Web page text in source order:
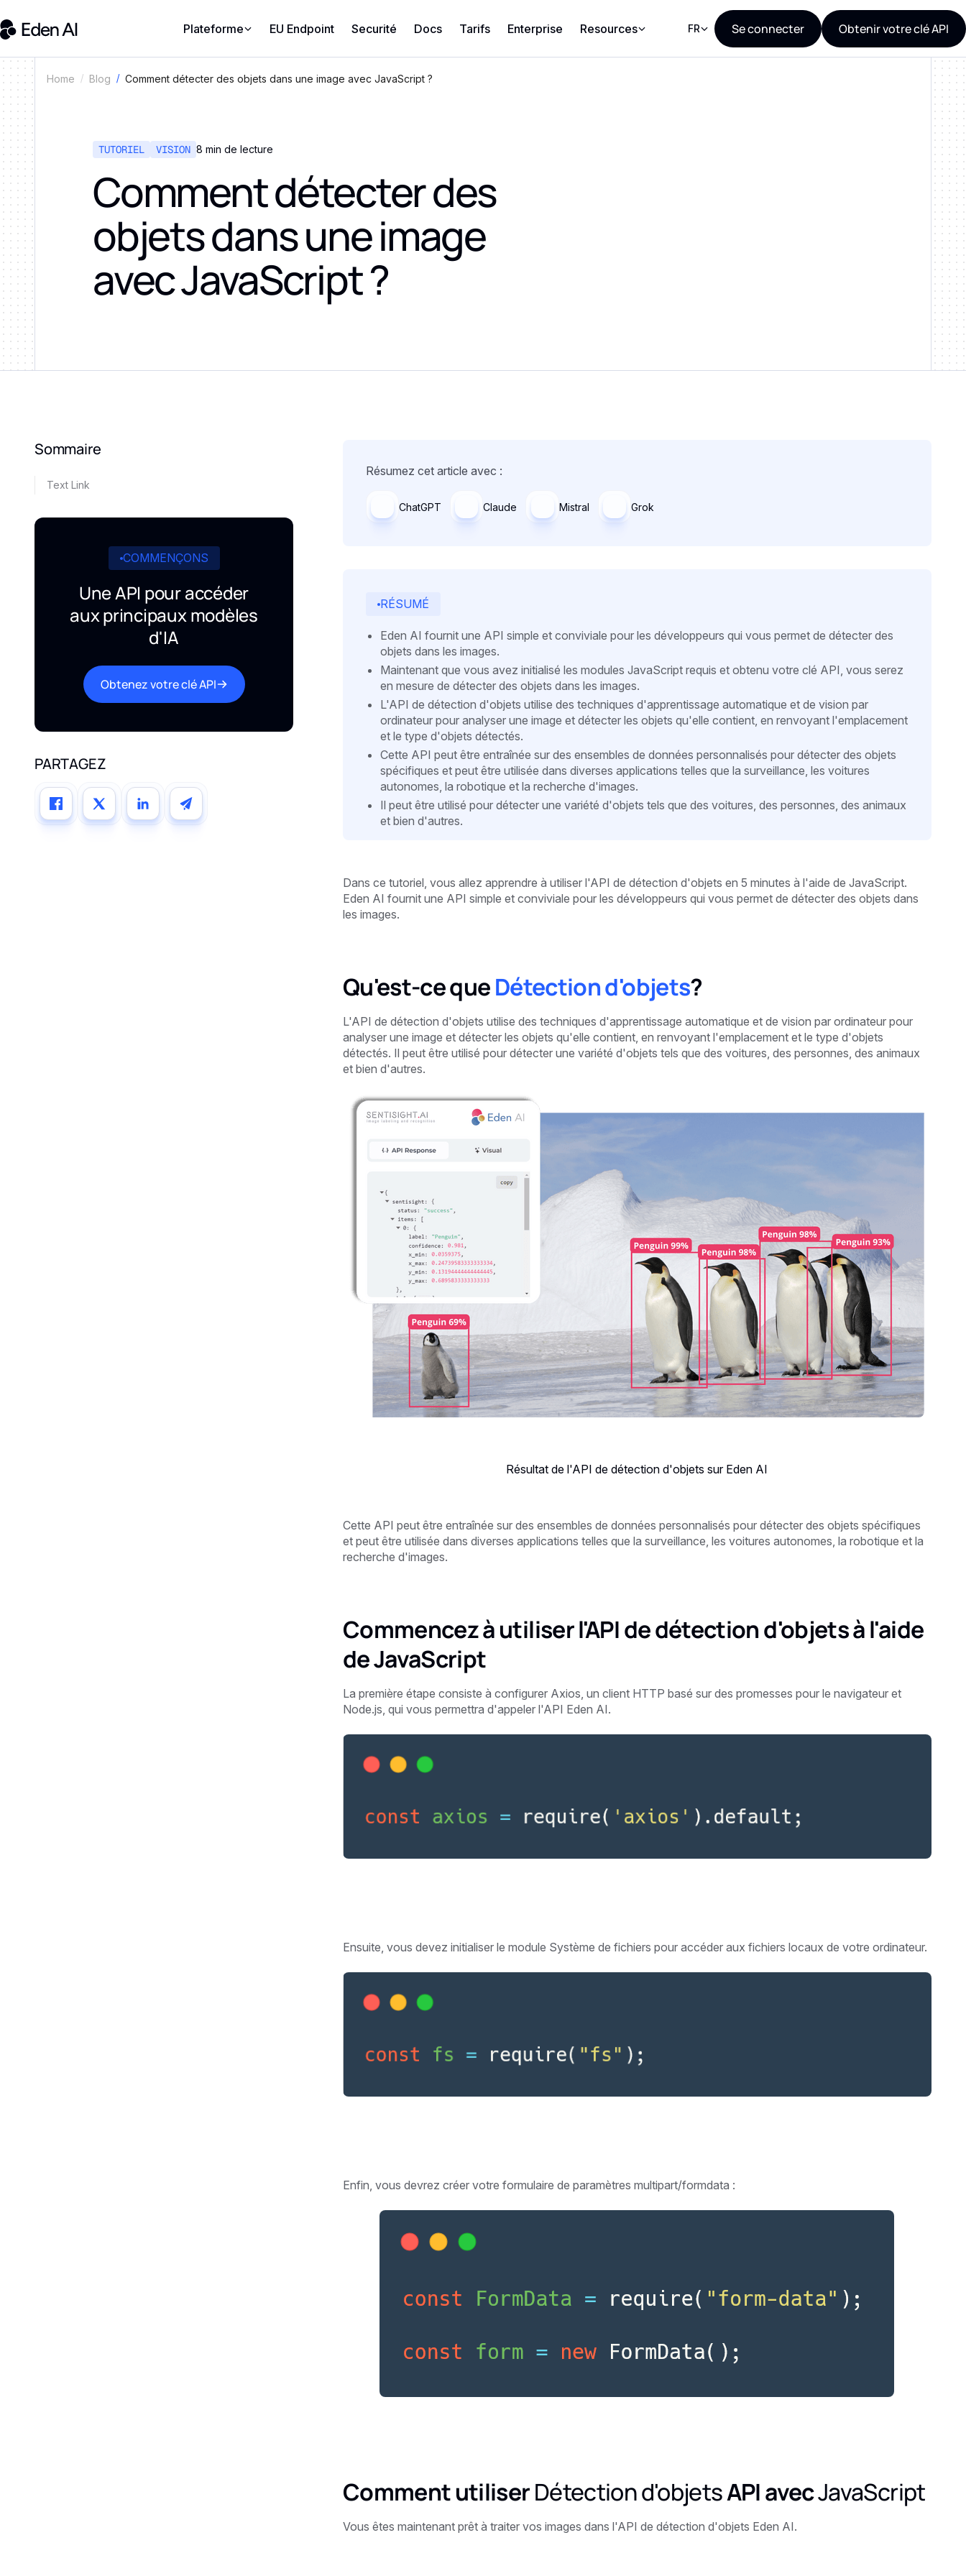
Plateforme EU Endpoint Securité Docs Tarifs Enterprise Resources FR Se connecter Obtenir votre clé API
Home Blog Comment détecter des objets dans une image avec JavaScript ?
TUTORIEL VISION 8 min de lecture
Comment détecter des
objets dans une image
avec JavaScript ?
Sommaire
Text Link
COMMENÇONS
Une API pour accéder
aux principaux modèles
d'IA
Obtenez votre clé API
PARTAGEZ
Résumez cet article avec :
ChatGPT Claude Mistral Grok
RÉSUMÉ
Eden AI fournit une API simple et conviviale pour les développeurs qui vous permet de détecter des
objets dans les images.
Maintenant que vous avez initialisé les modules JavaScript requis et obtenu votre clé API, vous serez
en mesure de détecter des objets dans les images.
L'API de détection d'objets utilise des techniques d'apprentissage automatique et de vision par
ordinateur pour analyser une image et détecter les objets qu'elle contient, en renvoyant l'emplacement
et le type d'objets détectés.
Cette API peut être entraînée sur des ensembles de données personnalisés pour détecter des objets
spécifiques et peut être utilisée dans diverses applications telles que la surveillance, les voitures
autonomes, la robotique et la recherche d'images.
Il peut être utilisé pour détecter une variété d'objets tels que des voitures, des personnes, des animaux
et bien d'autres.
Dans ce tutoriel, vous allez apprendre à utiliser l'API de détection d'objets en 5 minutes à l'aide de JavaScript.
Eden AI fournit une API simple et conviviale pour les développeurs qui vous permet de détecter des objets dans
les images.
Qu'est-ce queDétection d'objets?
L'API de détection d'objets utilise des techniques d'apprentissage automatique et de vision par ordinateur pour
analyser une image et détecter les objets qu'elle contient, en renvoyant l'emplacement et le type d'objets
détectés. Il peut être utilisé pour détecter une variété d'objets tels que des voitures, des personnes, des animaux
et bien d'autres.
Résultat de l'API de détection d'objets sur Eden AI
Cette API peut être entraînée sur des ensembles de données personnalisés pour détecter des objets spécifiques
et peut être utilisée dans diverses applications telles que la surveillance, les voitures autonomes, la robotique et la
recherche d'images.
Commencez à utiliser l'API de détection d'objets à l'aide
de JavaScript
La première étape consiste à configurer Axios, un client HTTP basé sur des promesses pour le navigateur et
Node.js, qui vous permettra d'appeler l'API Eden AI.
Ensuite, vous devez initialiser le module Système de fichiers pour accéder aux fichiers locaux de votre ordinateur.
Enfin, vous devrez créer votre formulaire de paramètres multipart/formdata :
Comment utiliserDétection d'objetsAPI avecJavaScript
Vous êtes maintenant prêt à traiter vos images dans l'API de détection d'objets Eden AI.